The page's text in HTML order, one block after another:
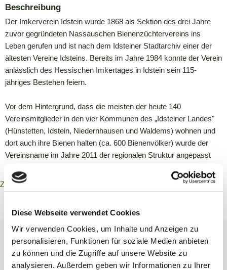
Diese Webseite verwendet Cookies
Wir verwenden Cookies, um Inhalte und Anzeigen zu
personalisieren, Funktionen für soziale Medien anbieten
zu können und die Zugriffe auf unsere Website zu
analysieren. Außerdem geben wir Informationen zu Ihrer
Beschreibung
Der Imkerverein Idstein wurde 1868 als Sektion des drei Jahre
zuvor gegründeten Nassauschen Bienenzüchtervereins ins
Leben gerufen und ist nach dem Idsteiner Stadtarchiv einer der
ältesten Vereine Idsteins. Bereits im Jahre 1984 konnte der Verein
anlässlich des Hessischen Imkertages in Idstein sein 115-
jähriges Bestehen feiern.
Vor dem Hintergrund, dass die meisten der heute 140
Vereinsmitglieder in den vier Kommunen des „Idsteiner Landes"
(Hünstetten, Idstein, Niedernhausen und Waldems) wohnen und
dort auch ihre Bienen halten (ca. 600 Bienenvölker) wurde der
Vereinsname im Jahre 2011 der regionalen Struktur angepasst
Zurück
Kontakt